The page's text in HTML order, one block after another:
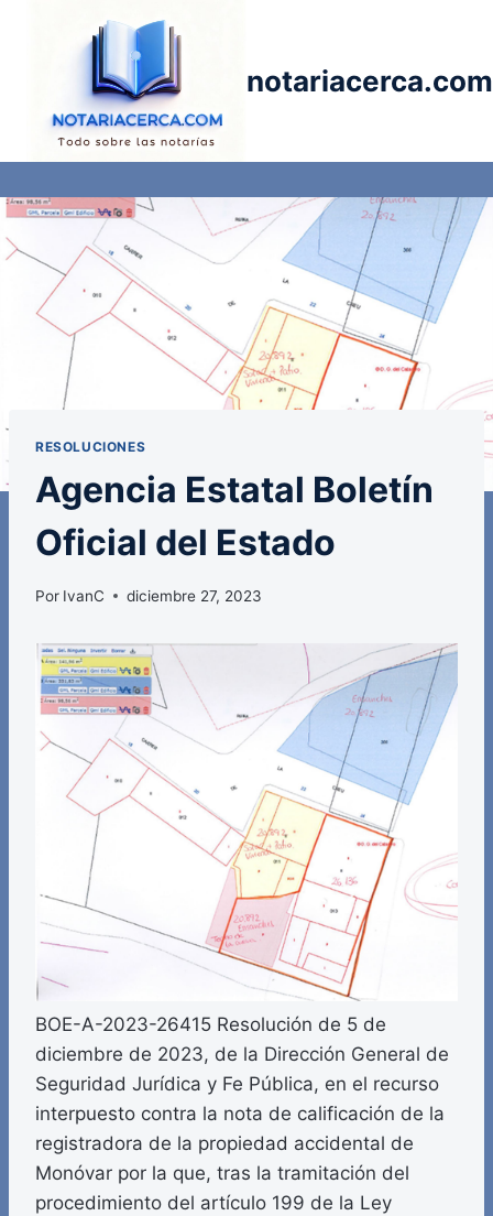
notariacerca.com
RESOLUCIONES
Agencia Estatal Boletín
Oficial del Estado
Por IvanC diciembre 27, 2023
BOE-A-2023-26415 Resolución de 5 de
diciembre de 2023, de la Dirección General de
Seguridad Jurídica y Fe Pública, en el recurso
interpuesto contra la nota de calificación de la
registradora de la propiedad accidental de
Monóvar por la que, tras la tramitación del
procedimiento del artículo 199 de la Ley